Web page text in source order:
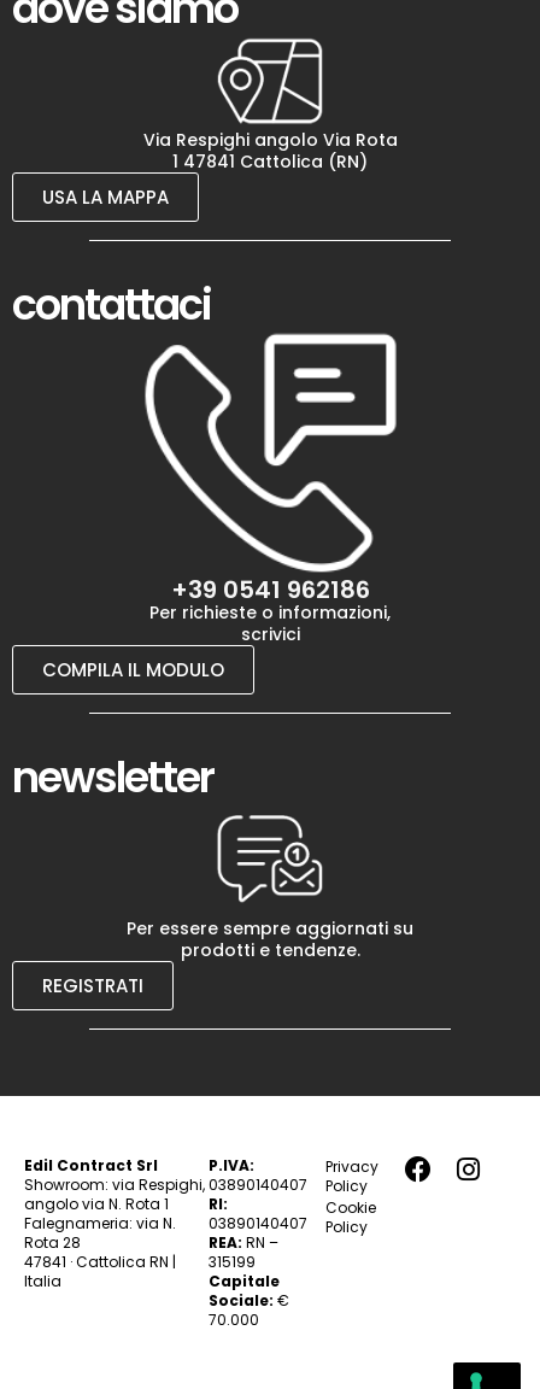
Via Respighi angolo Via Rota
1 47841 Cattolica (RN)
USA LA MAPPA
contattaci
+39 0541 962186
Per richieste o informazioni,
scrivici
COMPILA IL MODULO
newsletter
Per essere sempre aggiornati su
prodotti e tendenze.
REGISTRATI
Edil Contract Srl
Showroom: via Respighi,
angolo via N. Rota 1
Falegnameria: via N.
Rota 28
47841 · Cattolica RN |
Italia
P.IVA:
03890140407
RI:
03890140407
REA: RN –
315199
Capitale
Sociale: €
70.000
Privacy
Policy
Cookie
Policy